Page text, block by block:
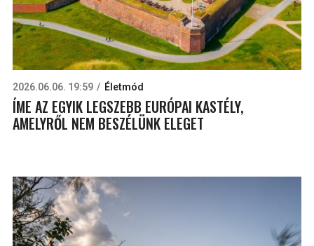
2026.06.06. 19:59 Életmód
ÍME AZ EGYIK LEGSZEBB EURÓPAI KASTÉLY,
AMELYRŐL NEM BESZÉLÜNK ELEGET